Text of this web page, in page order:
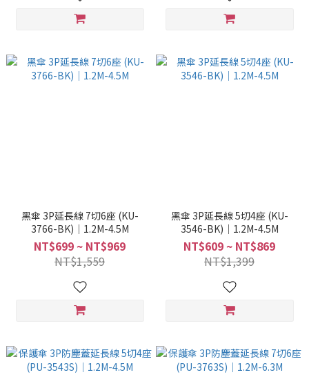
黑傘 3P延長線 7切6座 (KU-
3766-BK)｜1.2M-4.5M
NT$699 ~ NT$969
NT$1,559
黑傘 3P延長線 5切4座 (KU-
3546-BK)｜1.2M-4.5M
NT$609 ~ NT$869
NT$1,399